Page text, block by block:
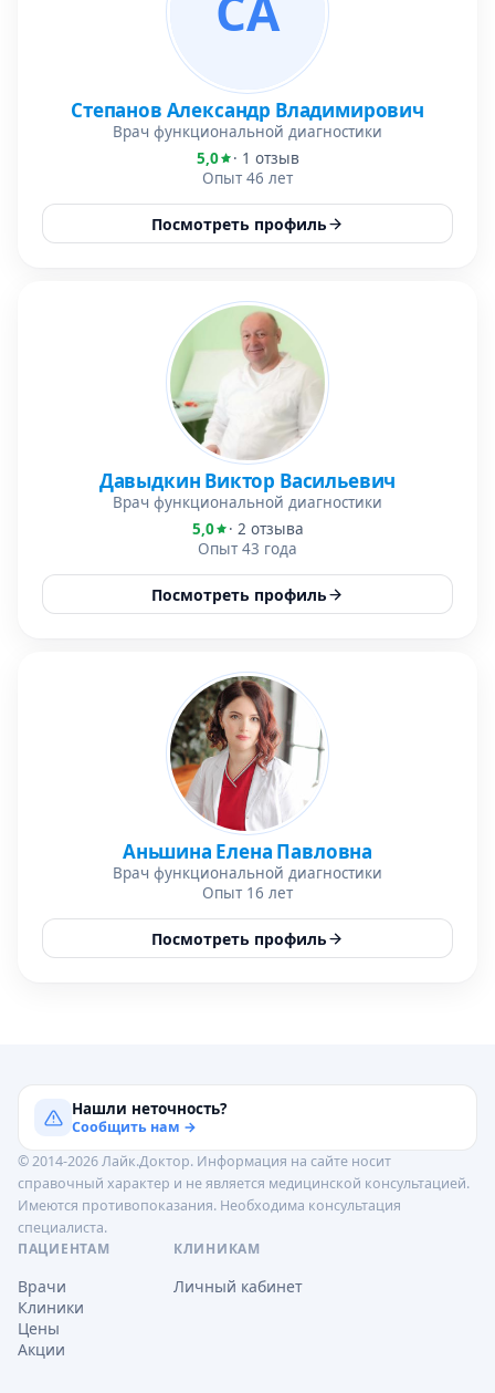
Степанов Александр Владимирович
Врач функциональной диагностики
5,0
· 1 отзыв
Опыт 46 лет
Посмотреть профиль
Давыдкин Виктор Васильевич
Врач функциональной диагностики
5,0
· 2 отзыва
Опыт 43 года
Посмотреть профиль
Аньшина Елена Павловна
Врач функциональной диагностики
Опыт 16 лет
Посмотреть профиль
Нашли неточность?
Сообщить нам →
© 2014-2026 Лайк.Доктор. Информация на сайте носит
справочный характер и не является медицинской консультацией.
Имеются противопоказания. Необходима консультация
специалиста.
ПАЦИЕНТАМ
Врачи
Клиники
Цены
Акции
КЛИНИКАМ
Личный кабинет